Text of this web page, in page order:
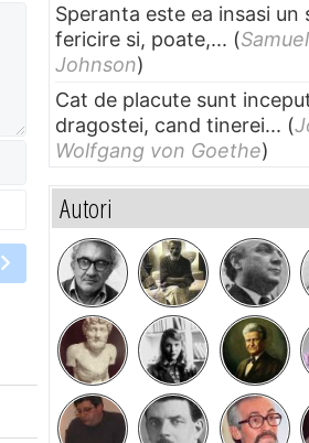
Speranta este ea insasi un
fericire si, poate,... (Samuel
Johnson)
Cat de placute sunt
dragostei, cand tinerei... (
Wolfgang von Goethe)
Autori